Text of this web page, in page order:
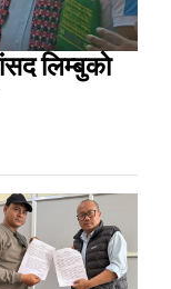
लिम्बुकाे